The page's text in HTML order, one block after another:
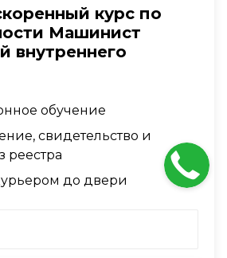
курс по
Машинист
внутреннего
обучение
свидетельство и
реестра
до двери